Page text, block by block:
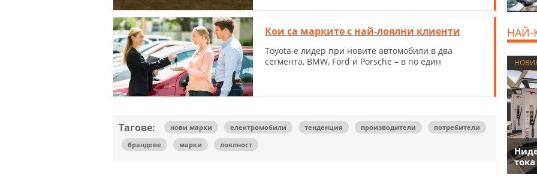
Кои са марките с най-лоялни клиенти
Toyota е лидер при новите автомобили в два
сегмента, BMW, Ford и Porsche – в по един
Тагове: нови марки електромобили тенденция производители
потребители
брандове
марки лоялност
НАЙ-